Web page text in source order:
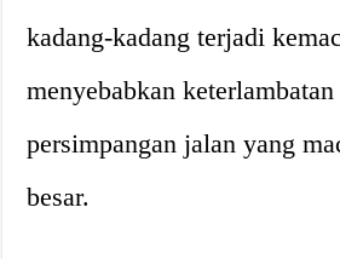
kadang-kadang terjadi
menyebabkan
persimpangan jalan yang
besar.